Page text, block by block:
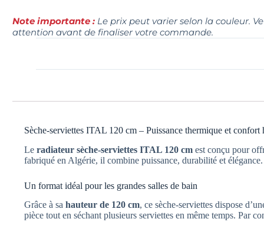
Note importante : Le prix peut varier selon la couleur.
attention avant de finaliser votre commande.
Sèche-serviettes ITAL 120 cm – Puissance thermique et confort
Le radiateur sèche-serviettes ITAL 120 cm est conçu pour
fabriqué en Algérie, il combine puissance, durabilité et
Un format idéal pour les grandes salles de bain
Grâce à sa hauteur de 120 cm, ce sèche-serviettes dispose
pièce tout en séchant plusieurs serviettes en même temps. Par